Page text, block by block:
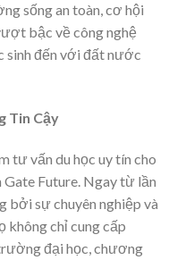
sống an toàn, cơ hội
bậc về công nghệ
sinh đến với đất nước
Tin Cậy
tư vấn du học uy tín cho
Future. Ngay từ lần
bởi sự chuyên nghiệp và
không chỉ cung cấp
đại học, chương